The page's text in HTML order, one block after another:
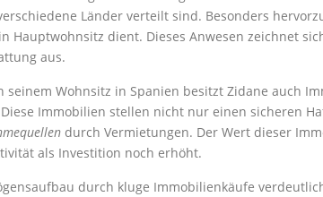
Länder verteilt sind. Besonders
Hauptwohnsitz dient. Dieses Anwesen zeichnet
aus.
seinem Wohnsitz in Spanien besitzt Zidane auch
Diese Immobilien stellen nicht nur einen sicheren
durch Vermietungen. Der Wert dieser
als Investition noch erhöht.
durch kluge Immobilienkäufe